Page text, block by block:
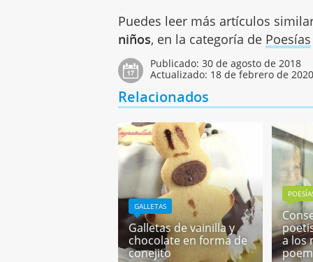
Puedes leer más artículos
niños, en la categoría de Poesías
Publicado:30 de agosto de 2018
Actualizado: 18 de febrero de
Relacionados
GALLETAS
Galletas de vainilla y
chocolate en forma de
conejito
a los